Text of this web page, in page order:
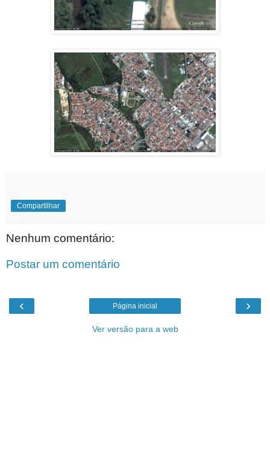
Compartilhar
Nenhum comentário:
Postar um comentário
‹ ›
Página inicial
Ver versão para a web